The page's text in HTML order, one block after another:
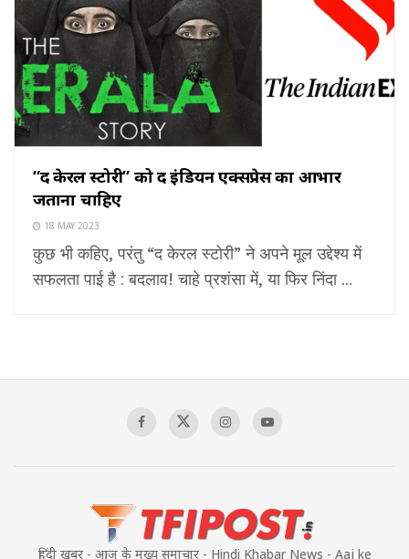
“द केरल स्टोरी” को द इंडियन एक्सप्रेस का आभार
जताना चाहिए
18 MAY 2023
कुछ भी कहिए, परंतु “द केरल स्टोरी” ने अपने मूल उद्देश्य में
सफलता पाई है : बदलाव! चाहे प्रशंसा में, या फिर निंदा ...
हिंदी खबर - आज के मुख्य समाचार - Hindi Khabar News - Aaj ke